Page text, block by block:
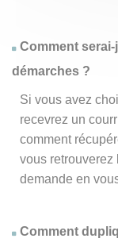
Comment
démarches ?
Si vous avez
recevrez un
comment
vous retrouverez
demande en
Comment